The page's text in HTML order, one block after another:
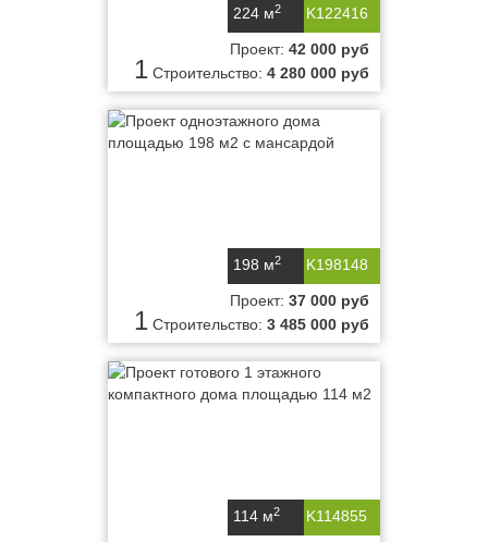
K122416
224 м2
1
Проект: 42 000 руб
Строительство: 4 280 000 руб
K198148
198 м2
1
Проект: 37 000 руб
Строительство: 3 485 000 руб
K114855
114 м2